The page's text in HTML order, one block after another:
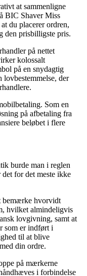
at sammenligne
BIC Shaver Miss
du placerer ordren,
den prisbilligste pris.
på nettet
kolossalt
på en snydagtig
der
Som en
på afbetaling fra
beløbet i flere
burde man i reglen
for det meste ikke
bemærke hvorvidt
hvilket almindeligvis
lovgivning, samt at
som er indført i
til at blive
din ordre.
på mærkerne
i forbindelse